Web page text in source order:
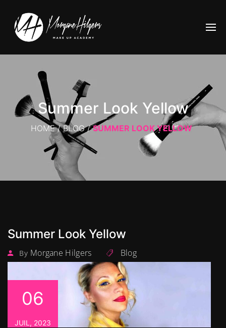
Summer Look Yellow
HOME / BLOG / SUMMER LOOK YELLOW
Summer Look Yellow
By Morgane Hilgers Blog
06
JUIL, 2023